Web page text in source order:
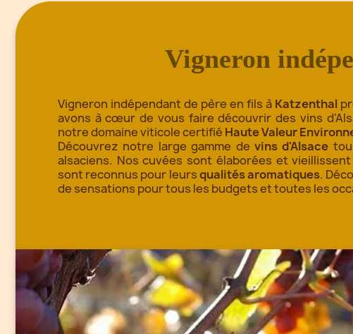
Vigneron
Vigneron indépendant de père en fils à Katzenthal
avons à cœur de vous faire découvrir des vins
notre domaine viticole certifié Haute Valeur
Découvrez notre large gamme devins d'Alsace
alsaciens. Nos cuvées sont élaborées et
sont reconnus pour leursqualités aromatiques.
de sensations pour tous les budgets et toutes les